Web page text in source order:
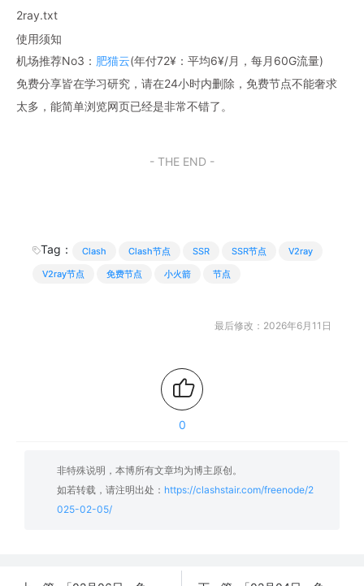
2ray.txt
使用须知
机场推荐No3： 肥猫云(年付72¥：平均6¥/月，每月60G流量)
免费分享皆在学习研究，请在24小时内删除，免费节点不能奢求
太多，能简单浏览网页已经是非常不错了。
- THE END -
Tag： Clash Clash节点 SSR SSR节点
V2ray
V2ray节点
免费节点 小火箭 节点
最后修改：2026年6月11日
0
非特殊说明，本博所有文章均为博主原创。
如若转载，请注明出处： https://clashstair.com/freenode/2
025-02-05/